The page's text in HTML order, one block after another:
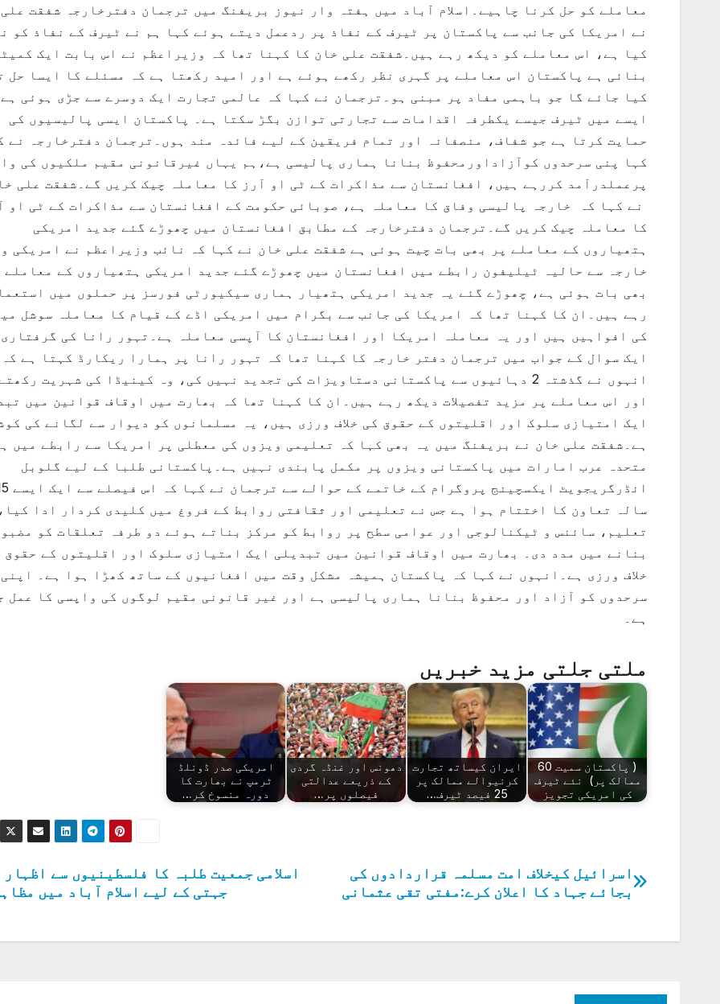
معاملے کو حل کرنا چاہیے۔اسلام آباد میں ہفتہ وار نیوز بریفنگ میں ترجمان دفترخارجہ شفقت
نے امریکا کی جانب سے پاکستان پر ٹیرف کے نفاذ پر ردعمل دیتے ہوئے کہا ہم نے ٹیرف کے نفاذ کو
کیا ہے، اس معاملے کو دیکھ رہے ہیں۔شفقت علی خان کا کہنا تھا کہ وزیراعظم نے اس بابت ایک
بنائی ہے پاکستان اس معاملے پر گہری نظر رکھے ہوئے ہے اور امید رکھتا ہے کہ مسئلے کا ایسا حل
کیا جائے گا جو باہمی مفاد پر مبنی ہو۔ترجمان نے کہا کہ عالمی تجارت ایک دوسرے سے جڑی ہوئی
ایسے میں ٹیرف جیسے یکطرفہ اقدامات سے تجارتی توازن بگڑ سکتا ہے۔ پاکستان ایسی پالیسیوں کی
حمایت کرتا ہے جو شفاف، منصفانہ اور تمام فریقین کے لیے فائدہ مند ہوں۔ترجمان دفترخارجہ نے
کہا پنی سرحدوں کوآزاداورمحفوظ بنانا ہماری پالیسی ہے،ہم یہاں غیرقانونی مقیم ملکیوں کی
پرعملدرآمد کررہے ہیں، افغانستان سے مذاکرات کے ٹی او آرز کا معاملہ چیک کریں گے۔شفقت علی
نے کہا کہ خارجہ پالیسی وفاق کا معاملہ ہے، صوبائی حکومت کے افغانستان سے مذاکرات کے ٹی او
کا معاملہ چیک کریں گے۔ترجمان دفترخارجہ کے مطابق افغانستان میں چھوڑے گئے جدید امریکی
ہتھیاروں کے معاملے پر بھی بات چیت ہوئی ہے شفقت علی خان نے کہا کہ نائب وزیراعظم نے امریکی
خارجہ سے حالیہ ٹیلیفون رابطے میں افغانستان میں چھوڑے گئے جدید امریکی ہتھیاروں کے معاملے
بھی بات ہوئی ہے، چھوڑے گئے یہ جدید امریکی ہتھیار ہماری سیکیورٹی فورسز پر حملوں میں
رہے ہیں۔ان کا کہنا تھا کہ امریکا کی جانب سے بگرام میں امریکی اڈے کے قیام کا معاملہ سوشل
کی افواہیں ہیں اور یہ معاملہ امریکا اور افغانستان کا آپسی معاملہ ہے۔تہور رانا کی گرفتاری
ایک سوال کے جواب میں ترجمان دفتر خارجہ کا کہنا تھا کہ تہور رانا پر ہمارا ریکارڈ کہتا ہے کہ
انہوں نے گذشتہ 2 دہائیوں سے پاکستانی دستاویزات کی تجدید نہیں کی، وہ کینیڈا کی شہریت
اور اس معاملے پر مزید تفصیلات دیکھ رہے ہیں۔ان کا کہنا تھا کہ بھارت میں اوقاف قوانین میں
ایک امتیازی سلوک اور اقلیتوں کے حقوق کی خلاف ورزی ہیں، یہ مسلمانوں کو دیوار سے لگانے کی
ہے۔شفقت علی خان نے بریفنگ میں یہ بھی کہا کہ تعلیمی ویزوں کی معطلی پر امریکا سے رابطے میں
متحدہ عرب امارات میں پاکستانی ویزوں پر مکمل پابندی نہیں ہے۔پاکستانی طلبا کے لیے گلوبل
انڈرگریجویٹ ایکسچینج پروگرام کے خاتمے
سالہ تعاون کا اختتام ہوا ہے جس نے تعلیمی اور ثقافتی روابط کے فروغ میں کلیدی کردار ادا
تعلیم، سائنس و ٹیکنالوجی اور عوامی سطح پر روابط کو مرکز بناتے ہوئے دو طرفہ تعلقات کو
بنانے میں مدد دی۔ بھارت میں اوقاف قوانین میں تبدیلی ایک امتیازی سلوک اور اقلیتوں کے حقوق
خلاف ورزی ہے۔انہوں نے کہا کہ پاکستان ہمیشہ مشکل وقت میں افغانیوں کے ساتھ کھڑا ہوا ہے۔ اپنی
سرحدوں کو آزاد اور محفوظ بنانا ہماری پالیسی ہے اور غیر قانونی مقیم لوگوں کی واپسی کا عمل
ہے۔
ملتی جلتی مزید خبریں
( پاکستان سمیت 60
ممالک پر) نئے ٹیرف
کی امریکی تجویز
ایران کیساتھ تجارت
کرنیوالے ممالک پر
25 فیصد ٹیرف…
دھونس اور غنڈہ گردی
کے ذریعے عدالتی
فیصلوں پر…
امریکی صدر ڈونلڈ
ٹرمپ نے بھارت کا
دورہ منسوخ کر…
پوسٹوں
نیویگیشن
اسلامی جمعیت طلبہ کا فلسطینیوں سے اظہار
جہتی کے لیے اسلام آباد میں
اسرائیل کیخلاف امت مسلمہ قراردادوں کی
بجائے جہاد کا اعلان کرے:مفتی تقی عثمانی